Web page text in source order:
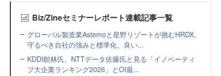
Biz/Zineセミナーレポート連載記事一覧
グローバル製造業Astemoと星野リゾートが挑むHRDX。
守るべき自社の強みと標準化、良い...
KDDI館林氏、NTTデータ佐藤氏と見る「イノベーティ
ブ大企業ランキング2026」とOI最...